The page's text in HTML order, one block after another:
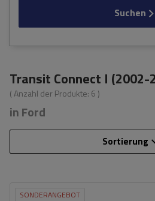
Suchen
Transit Connect I (2002-
( Anzahl der Produkte: 6 )
in Ford
Sortierung
SONDERANGEBOT